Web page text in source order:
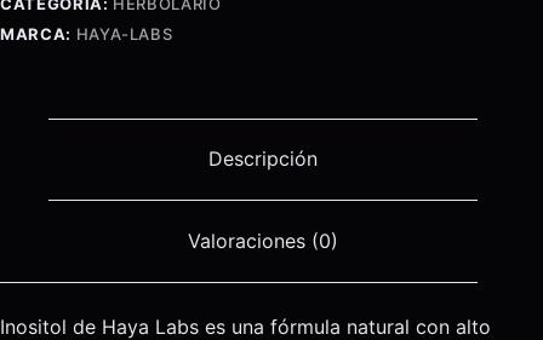
Caps.
cantidad
MARCA: HAYA-LABS
Descripción
Valoraciones (0)
Inositol de Haya Labs es una fórmula natural con alto